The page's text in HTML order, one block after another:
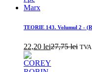
TEORIE 143. Volumul 2 -
22,20 lei27,75lei